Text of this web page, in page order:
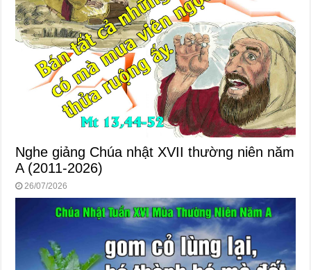
Nghe giảng Chúa nhật XVII thường niên năm
A (2011-2026)
26/07/2026